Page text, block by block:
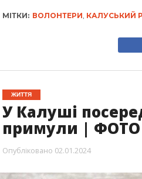
МІТКИ: ВОЛОНТЕРИ КАЛУСЬКИЙ
ЖИТТЯ
У Калуші
примули | ФОТО
Опубліковано 02.01.2024